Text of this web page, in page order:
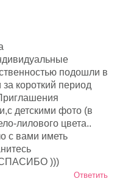
подошли в
короткий период
детскими фото (в
лилового цвета..
с вами иметь
СПАСИБО )))
Ответить